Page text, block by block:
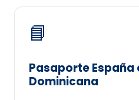
📘
Pasaporte España
Dominicana